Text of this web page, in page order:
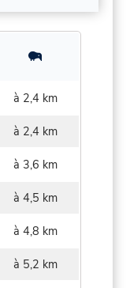
à 2,4 km
à 2,4 km
à 3,6 km
à 4,5 km
à 4,8 km
à 5,2 km